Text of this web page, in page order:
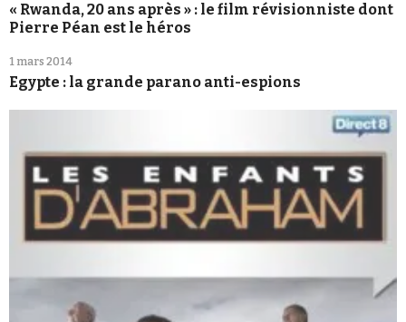
« Rwanda, 20 ans après » : le film révisionniste dont
Pierre Péan est le héros
1 mars 2014
Egypte : la grande parano anti-espions